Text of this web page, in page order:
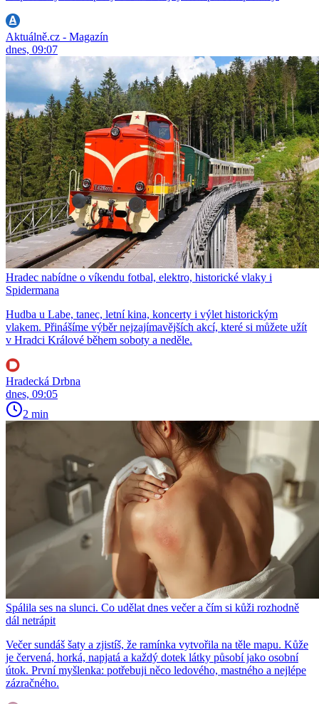
Aktuálně.cz - Magazín
dnes, 09:07
Hradec nabídne o víkendu fotbal, elektro, historické vlaky i
Spidermana
Hudba u Labe, tanec, letní kina, koncerty i výlet historickým
vlakem. Přinášíme výběr nejzajímavějších akcí, které si můžete užít
v Hradci Králové během soboty a neděle.
Hradecká Drbna
dnes, 09:05
2 min
Spálila ses na slunci. Co udělat dnes večer a čím si kůži rozhodně
dál netrápit
Večer sundáš šaty a zjistíš, že ramínka vytvořila na těle mapu. Kůže
je červená, horká, napjatá a každý dotek látky působí jako osobní
útok. První myšlenka: potřebuji něco ledového, mastného a nejlépe
zázračného.